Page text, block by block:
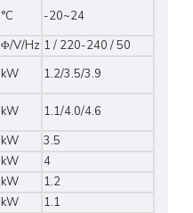
°C
-20~24
Φ/V/Hz 1 / 220-240 / 50
kW
1.2/3.5/3.9
kW
1.1/4.0/4.6
kW
3.5
kW
4
kW
1.2
kW
1.1